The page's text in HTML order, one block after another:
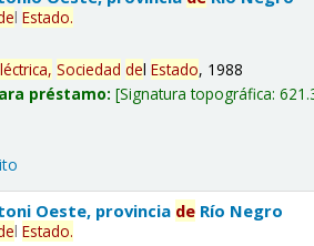
lEstado.
Sociedad delEstado, 1988
préstamo: Signatura topográfica:
Oeste, provincia de Río Negro
lEstado.